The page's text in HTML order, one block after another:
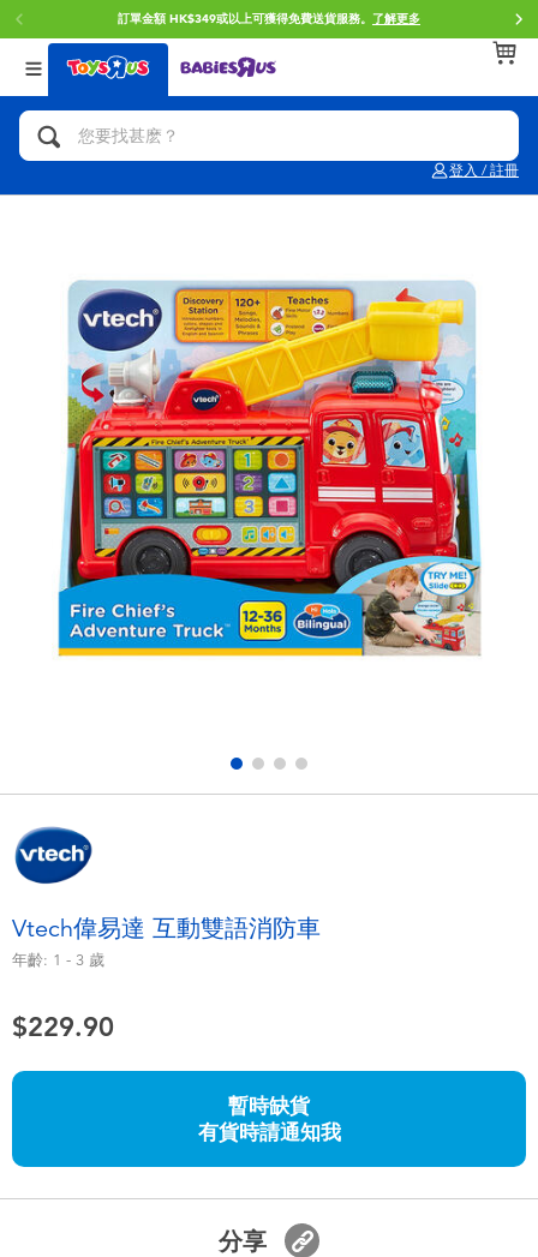
訂單金額 HK$349或以上可獲得免費送貨服務。 了解更多
登入 / 註冊
返回
分類目錄
人氣英雄,角色扮演,射擊玩具
玩具車,貨車,火車及遙控系列
手工藝,文具,蠟筆,泥膠,畫板
娃娃, 芭比,收藏公仔
電子玩具
遊戲及拼圖系列
毛毛公仔玩具
夏日用品
任天堂 Switch
返回
品牌
Brunch Brother 早午餐兄弟
Mini Brands
Play-Doh培樂多
Pokemon寶可夢
playpop
LEGO樂高
返回
年齢
0~2歳
8~11歳
12~14歳
14歳以上
Vtech偉易達 互動雙語消防車
年齡: 1 - 3 歲
$229.90
暫時缺貨
有貨時請通知我
分享